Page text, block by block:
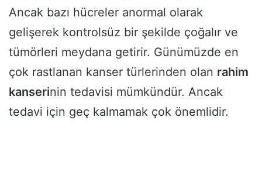
Ancak bazı hücreler anormal olarak
gelişerek kontrolsüz bir şekilde çoğalır ve
tümörleri meydana getirir. Günümüzde en
çok rastlanan kanser türlerinden olan rahim
kanserinin tedavisi mümkündür. Ancak
tedavi için geç kalmamak çok önemlidir.